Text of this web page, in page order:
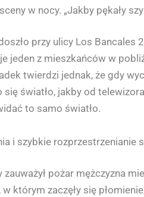
w nocy. „Jakby pękały
przy ulicy Los Bancales
jeden z mieszkańców w
twierdzi jednak, że gdy
się światło, jakby od
to samo światło.
i szybkie rozprzestrzenianie
pożar mężczyzna
którym zaczęły się